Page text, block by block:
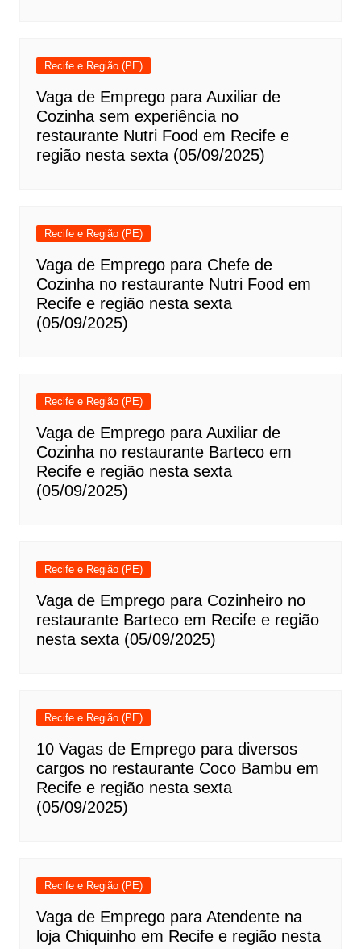
Recife e Região (PE)
Vaga de Emprego para Auxiliar de
Cozinha sem experiência no
restaurante Nutri Food em Recife e
região nesta sexta (05/09/2025)
Recife e Região (PE)
Vaga de Emprego para Chefe de
Cozinha no restaurante Nutri Food em
Recife e região nesta sexta
(05/09/2025)
Recife e Região (PE)
Vaga de Emprego para Auxiliar de
Cozinha no restaurante Barteco em
Recife e região nesta sexta
(05/09/2025)
Recife e Região (PE)
Vaga de Emprego para Cozinheiro no
restaurante Barteco em Recife e região
nesta sexta (05/09/2025)
Recife e Região (PE)
10 Vagas de Emprego para diversos
cargos no restaurante Coco Bambu em
Recife e região nesta sexta
(05/09/2025)
Recife e Região (PE)
Vaga de Emprego para Atendente na
loja Chiquinho em Recife e região nesta